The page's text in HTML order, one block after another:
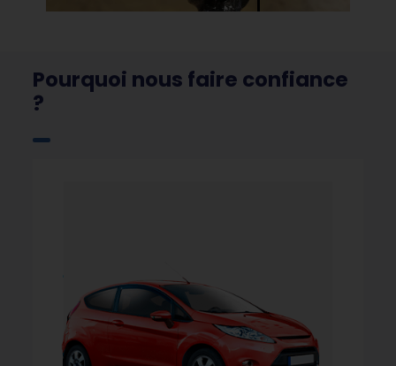
Pourquoi nous faire confiance
?